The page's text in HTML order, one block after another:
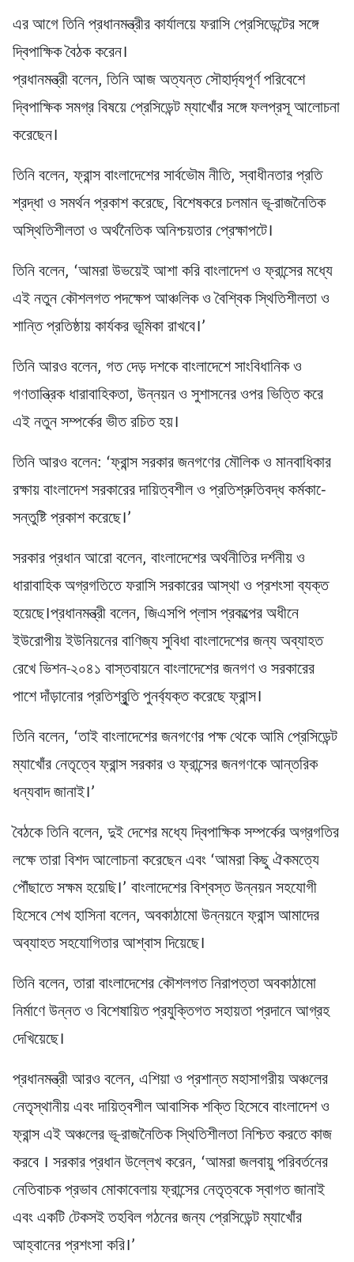
এর আগে তিনি প্রধানমন্ত্রীর কার্যালয়ে ফরাসি প্রেসিডেন্টের সঙ্গে
দ্বিপাক্ষিক বৈঠক করেন।
প্রধানমন্ত্রী বলেন, তিনি আজ অত্যন্ত সৌহার্দ্যপূর্ণ পরিবেশে
দ্বিপাক্ষিক সমগ্র বিষয়ে প্রেসিডেন্ট ম্যাখোঁর সঙ্গে ফলপ্রসূ আলোচনা
করেছেন।
তিনি বলেন, ফ্রান্স বাংলাদেশের সার্বভৌম নীতি, স্বাধীনতার প্রতি
শ্রদ্ধা ও সমর্থন প্রকাশ করেছে, বিশেষকরে চলমান ভূ-রাজনৈতিক
অস্থিতিশীলতা ও অর্থনৈতিক অনিশ্চয়তার প্রেক্ষাপটে।
তিনি বলেন, ‘আমরা উভয়েই আশা করি বাংলাদেশ ও ফ্রান্সের মধ্যে
এই নতুন কৌশলগত পদক্ষেপ আঞ্চলিক ও বৈশ্বিক স্থিতিশীলতা ও
শান্তি প্রতিষ্ঠায় কার্যকর ভূমিকা রাখবে।’
তিনি আরও বলেন, গত দেড় দশকে বাংলাদেশে সাংবিধানিক ও
গণতান্ত্রিক ধারাবাহিকতা, উন্নয়ন ও সুশাসনের ওপর ভিত্তি করে
এই নতুন সম্পর্কের ভীত রচিত হয়।
তিনি আরও বলেন: ‘ফ্রান্স সরকার জনগণের মৌলিক ও মানবাধিকার
রক্ষায় বাংলাদেশ সরকারের দায়িত্বশীল ও প্রতিশ্রুতিবদ্ধ কর্মকা-ে
সন্তুষ্টি প্রকাশ করেছে।’
সরকার প্রধান আরো বলেন, বাংলাদেশের অর্থনীতির দর্শনীয় ও
ধারাবাহিক অগ্রগতিতে ফরাসি সরকারের আস্থা ও প্রশংসা ব্যক্ত
হয়েছে।প্রধানমন্ত্রী বলেন, জিএসপি প্লাস প্রকল্পের অধীনে
ইউরোপীয় ইউনিয়নের বাণিজ্য সুবিধা বাংলাদেশের জন্য অব্যাহত
রেখে ভিশন-২০৪১ বাস্তবায়নে বাংলাদেশের জনগণ ও সরকারের
পাশে দাঁড়ানোর প্রতিশ্রৃুতি পুনর্ব্যক্ত করেছে ফ্রান্স।
তিনি বলেন, ‘তাই বাংলাদেশের জনগণের পক্ষ থেকে আমি প্রেসিডেন্ট
ম্যাখোঁর নেতৃত্বে ফ্রান্স সরকার ও ফ্রান্সের জনগণকে আন্তরিক
ধন্যবাদ জানাই।’
বৈঠকে তিনি বলেন, দুই দেশের মধ্যে দ্বিপাক্ষিক সম্পর্কের অগ্রগতির
লক্ষে তারা বিশদ আলোচনা করেছেন এবং ‘আমরা কিছু ঐকমত্যে
পৌঁছাতে সক্ষম হয়েছি।’ বাংলাদেশের বিশ্বস্ত উন্নয়ন সহযোগী
হিসেবে শেখ হাসিনা বলেন, অবকাঠামো উন্নয়নে ফ্রান্স আমাদের
অব্যাহত সহযোগিতার আশ্বাস দিয়েছে।
তিনি বলেন, তারা বাংলাদেশের কৌশলগত নিরাপত্তা অবকাঠামো
নির্মাণে উন্নত ও বিশেষায়িত প্রযুক্তিগত সহায়তা প্রদানে আগ্রহ
দেখিয়েছে।
প্রধানমন্ত্রী আরও বলেন, এশিয়া ও প্রশান্ত মহাসাগরীয় অঞ্চলের
নেতৃস্থানীয় এবং দায়িত্বশীল আবাসিক শক্তি হিসেবে বাংলাদেশ ও
ফ্রান্স এই অঞ্চলের ভূ-রাজনৈতিক স্থিতিশীলতা নিশ্চিত করতে কাজ
করবে । সরকার প্রধান উল্লেখ করেন, ‘আমরা জলবায়ু পরিবর্তনের
নেতিবাচক প্রভাব মোকাবেলায় ফ্রান্সের নেতৃত্বকে স্বাগত জানাই
এবং একটি টেকসই তহবিল গঠনের জন্য প্রেসিডেন্ট ম্যাখোঁর
আহ্বানের প্রশংসা করি।’